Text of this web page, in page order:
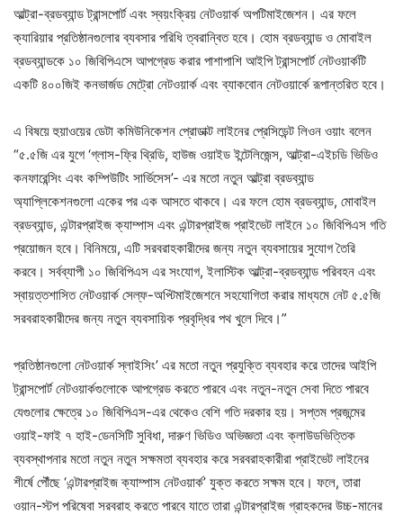
আল্ট্রা-ব্রডব্যান্ড ট্রান্সপোর্ট এবং স্বয়ংক্রিয় নেটওয়ার্ক অপটিমাইজেশন। এর ফলে
ক্যারিয়ার প্রতিষ্ঠানগুলোর ব্যবসার পরিধি ত্বরান্বিত হবে। হোম ব্রডব্যান্ড ও মোবাইল
ব্রডব্যান্ডকে ১০ জিবিপিএসে আপগ্রেড করার পাশাপাশি আইপি ট্রান্সপোর্ট নেটওয়ার্কটি
একটি ৪০০জিই কনভার্জড মেট্রো নেটওয়ার্ক এবং ব্যাকবোন নেটওয়ার্কে রূপান্তরিত হবে।
এ বিষয়ে হুয়াওয়ের ডেটা কমিউনিকেশন প্রোডাক্ট লাইনের প্রেসিডেন্ট লিওন ওয়াং বলেন
“৫.৫জি এর যুগে ‘গ্লাস-ফ্রি থ্রিডি, হাউজ ওয়াইড ইন্টেলিজেন্স, আল্ট্রা-এইচডি ভিডিও
কনফারেন্সিং এবং কম্পিউটিং সার্ভিসেস’- এর মতো নতুন আল্ট্রা ব্রডব্যান্ড
অ্যাপ্লিকেশনগুলো একের পর এক আসতে থাকবে। এর ফলে হোম ব্রডব্যান্ড, মোবাইল
ব্রডব্যান্ড, এন্টারপ্রাইজ ক্যাম্পাস এবং এন্টারপ্রাইজ প্রাইভেট লাইনে ১০ জিবিপিএস গতি
প্রয়োজন হবে। বিনিময়ে, এটি সরবরাহকারীদের জন্য নতুন ব্যবসায়ের সুযোগ তৈরি
করবে। সর্বব্যাপী ১০ জিবিপিএস এর সংযোগ, ইলাস্টিক আল্ট্রা-ব্রডব্যান্ড পরিবহন এবং
স্বায়ত্তশাসিত নেটওয়ার্ক সেল্ফ-অপ্টিমাইজেশনে সহযোগিতা করার মাধ্যমে নেট ৫.৫জি
সরবরাহকারীদের জন্য নতুন ব্যবসায়িক প্রবৃদ্ধির পথ খুলে দিবে।”
প্রতিষ্ঠানগুলো নেটওয়ার্ক স্লাইসিং’ এর মতো নতুন প্রযুক্তি ব্যবহার করে তাদের আইপি
ট্রান্সপোর্ট নেটওয়ার্কগুলোকে আপগ্রেড করতে পারবে এবং নতুন-নতুন সেবা দিতে পারবে
যেগুলোর ক্ষেত্রে ১০ জিবিপিএস-এর থেকেও বেশি গতি দরকার হয়। সপ্তম প্রজন্মের
ওয়াই-ফাই ৭ হাই-ডেনসিটি সুবিধা, দারুণ ভিডিও অভিজ্ঞতা এবং ক্লাউডভিত্তিক
ব্যবস্থাপনার মতো নতুন নতুন সক্ষমতা ব্যবহার করে সরবরাহকারীরা প্রাইভেট লাইনের
শীর্ষে পৌঁছে ‘এন্টারপ্রাইজ ক্যাম্পাস নেটওয়ার্ক’ যুক্ত করতে সক্ষম হবে। ফলে, তারা
ওয়ান-স্টপ পরিষেবা সরবরাহ করতে পারবে যাতে তারা এন্টারপ্রাইজ গ্রাহকদের উচ্চ-মানের